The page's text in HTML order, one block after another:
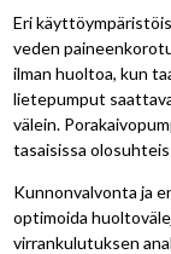
Eri
veden
ilman huoltoa, kun
lietepumput
välein.
tasaisissa
Kunnonvalvonta ja
optimoida
virrankulutuksen